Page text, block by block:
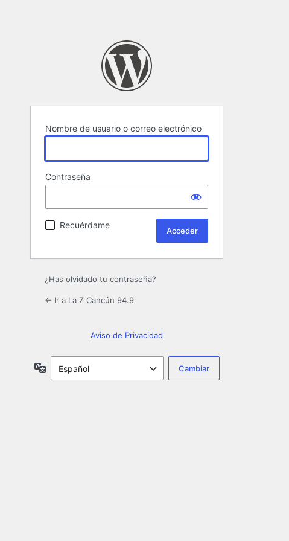
Nombre de usuario o correo electrónico
Contraseña
Recuérdame
¿Has olvidado tu contraseña?
← Ir a La Z Cancún 94.9
Aviso de Privacidad
Idioma